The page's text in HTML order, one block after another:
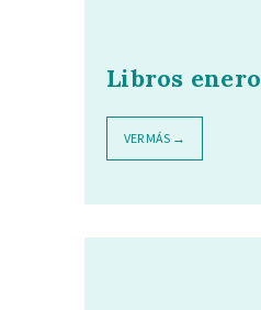
Libros enero
VER MÁS →